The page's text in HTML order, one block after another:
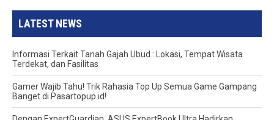
LATEST NEWS
Informasi Terkait Tanah Gajah Ubud : Lokasi, Tempat Wisata
Terdekat, dan Fasilitas
Gamer Wajib Tahu! Trik Rahasia Top Up Semua Game Gampang
Banget di Pasartopup.id!